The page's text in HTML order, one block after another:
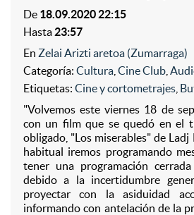
De 18.09.2020 22:15
Hasta 23:57
En Zelai Arizti aretoa (Zumarraga)
Categoría: Cultura Cine Club
Etiquetas: Cine y cortometrajes
"Volvemos este viernes 18 de
con un film que se quedó en el
obligado, "Los miserables" de Ladj
habitual iremos programando
tener una programación
debido a la incertidumbre
proyectar con la asiduidad
informando con antelación de la